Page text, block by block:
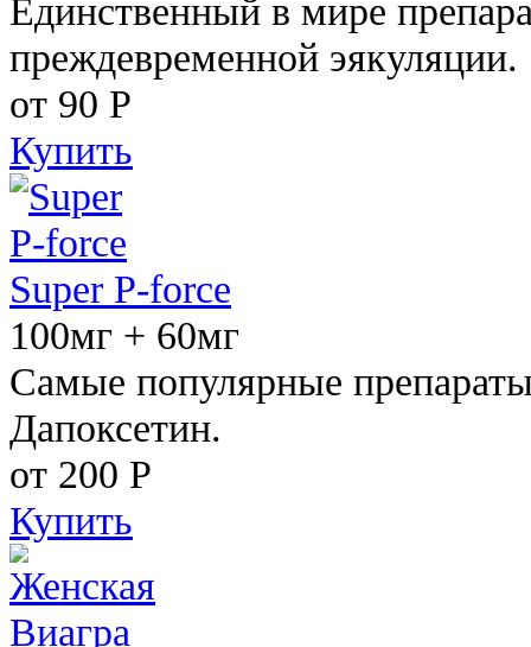
Единственный в мире
преждевременной эякуляции.
от 90 Р
Купить
Super P-force
100мг + 60мг
Самые популярные
Дапоксетин.
от 200 Р
Купить